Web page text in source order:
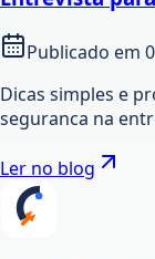
Publicado em
Dicas simples e
seguranca na
Ler no blog